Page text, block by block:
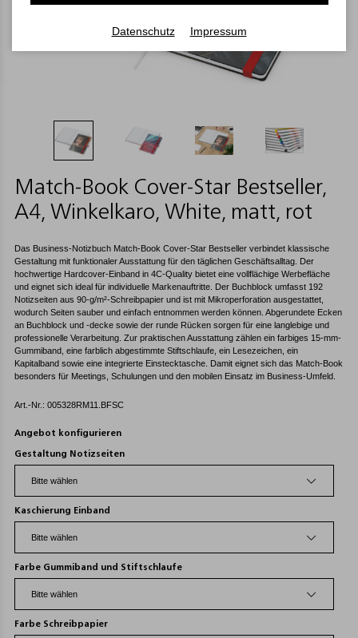
Match-Book Cover-Star Bestseller,
A4, Winkelkaro, White, matt, rot
Das Business-Notizbuch Match-Book Cover-Star Bestseller verbindet klassische
Gestaltung mit funktionaler Ausstattung für den täglichen Geschäftsalltag. Der
hochwertige Hardcover-Einband in 4C-Quality bietet eine vollflächige Werbefläche
und eignet sich ideal für individuelle Markenauftritte. Der Buchblock umfasst 192
Notizseiten aus 90-g/m²-Schreibpapier und ist mit Mikroperforation ausgestattet,
wodurch Seiten sauber und einfach entnommen werden können. Abgerundete Ecken
an Buchblock und -decke sowie der runde Rücken sorgen für eine langlebige und
professionelle Verarbeitung. Zur praktischen Ausstattung zählen ein farbiges 15-mm-
Gummiband, eine farblich abgestimmte Stiftschlaufe, ein Lesezeichen, ein
Kapitalband sowie eine integrierte Einstecktasche. Damit eignet sich das Match-Book
besonders für Meetings, Schulungen und den mobilen Einsatz im Business-Umfeld.
Art.-Nr.: 005328RM11.BFSC
Angebot konfigurieren
Gestaltung Notizseiten
Kaschierung Einband
Farbe Gummiband und Stiftschlaufe
Farbe Schreibpapier
Datenschutz Impressum